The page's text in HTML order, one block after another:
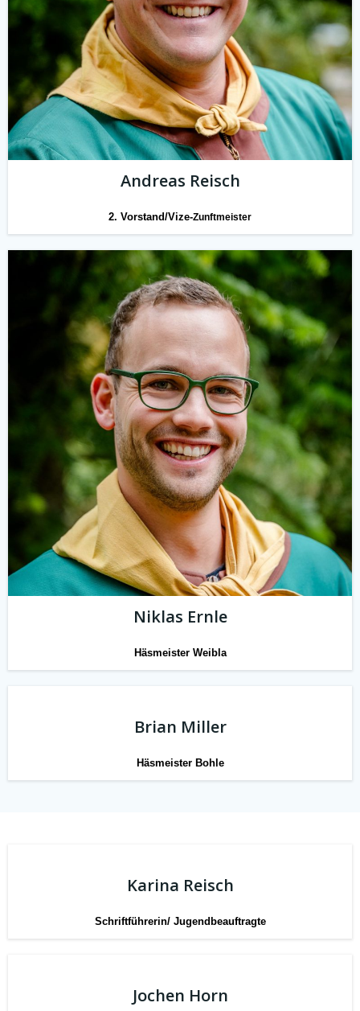
Andreas Reisch
2. Vorstand/Vize-Zunftmeister
Niklas Ernle
Häsmeister Weibla
Brian Miller
Häsmeister Bohle
Karina Reisch
Schriftführerin/ Jugendbeauftragte
Jochen Horn